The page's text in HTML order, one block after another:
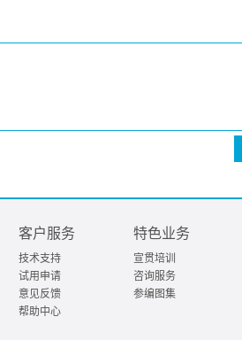
客户服务
技术支持
试用申请
意见反馈
帮助中心
特色业务
宣贯培训
咨询服务
参编图集